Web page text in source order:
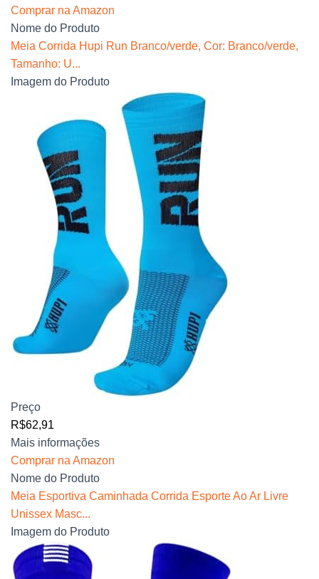
Comprar na Amazon
Nome do Produto
Meia Corrida Hupi Run Branco/verde, Cor: Branco/verde,
Tamanho: U...
Imagem do Produto
Preço
R$62,91
Mais informações
Comprar na Amazon
Nome do Produto
Meia Esportiva Caminhada Corrida Esporte Ao Ar Livre
Unissex Masc...
Imagem do Produto